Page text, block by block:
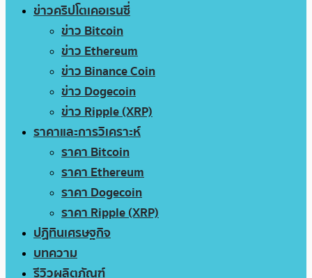
ข่าวคริปโตเคอเรนซี่
ข่าว Bitcoin
ข่าว Ethereum
ข่าว Binance Coin
ข่าว Dogecoin
ข่าว Ripple (XRP)
ราคาและการวิเคราะห์
ราคา Bitcoin
ราคา Ethereum
ราคา Dogecoin
ราคา Ripple (XRP)
ปฏิทินเศรษฐกิจ
บทความ
รีวิวผลิตภัณฑ์